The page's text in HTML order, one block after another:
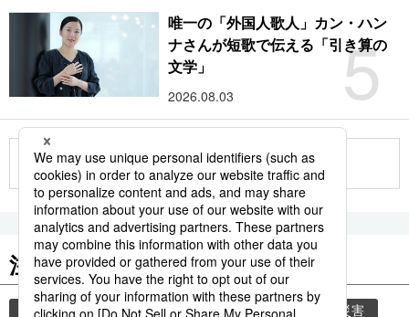
5
唯一の「外国人歌人」カン・ハン
ナさんが短歌で伝える「引き算の
文学」
2026.08.03
もっと見る
注目のキーワード
共同通信ニュース 時事通信ニュース 気象・災害